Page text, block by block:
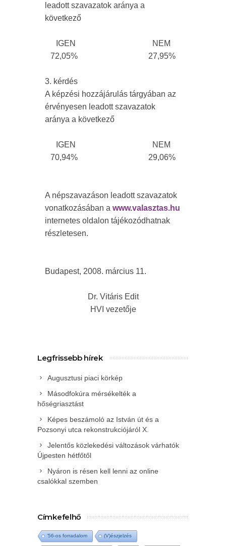
leadott szavazatok aránya a
következő
IGEN NEM
72,05% 27,95%
3. kérdés
A képzési hozzájárulás tárgyában az
érvényesen leadott szavazatok
aránya a következő
IGEN NEM
70,94% 29,06%
A népszavazáson leadott szavazatok
vonatkozásában a www.valasztas.hu
internetes oldalon tájékozódhatnak
részletesen.
Budapest, 2008. március 11.
Dr. Vitáris Edit
HVI vezetője
Legfrissebb hírek
Augusztusi piaci körkép
Másodfokúra mérsékelték a
hőségriasztást
Képes beszámoló az István út és a
Pozsonyi utca rekonstrukciójáról X.
Jelentős közlekedési változások várhatók
Újpesten hétfőtől
Nyáron is résen kell lenni az online
csalókkal szemben
Címkefelhő
'56-os forradalom (V)észjelzés